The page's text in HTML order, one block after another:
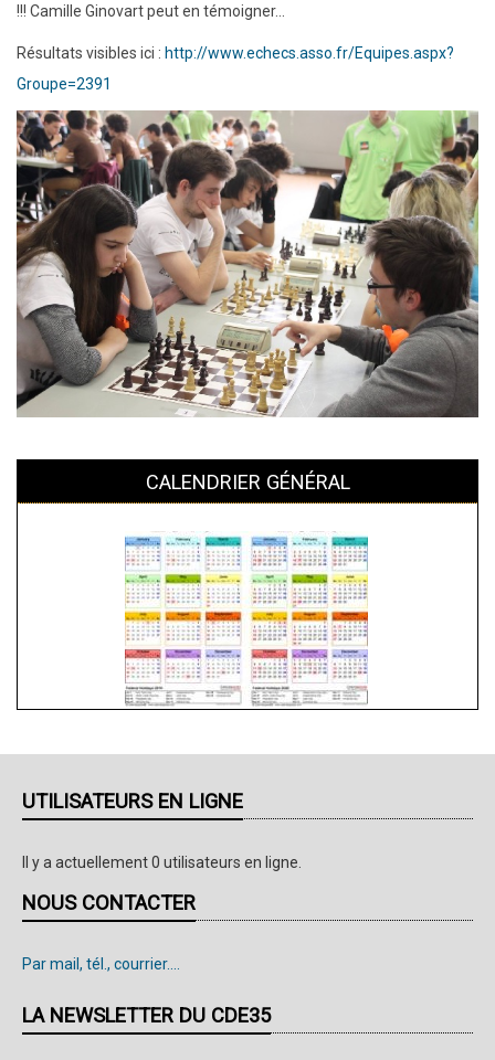
!!! Camille Ginovart peut en témoigner...
Résultats visibles ici : http://www.echecs.asso.fr/Equipes.aspx?
Groupe=2391
CALENDRIER GÉNÉRAL
UTILISATEURS EN LIGNE
Il y a actuellement 0 utilisateurs en ligne.
NOUS CONTACTER
Par mail, tél., courrier....
LA NEWSLETTER DU CDE35